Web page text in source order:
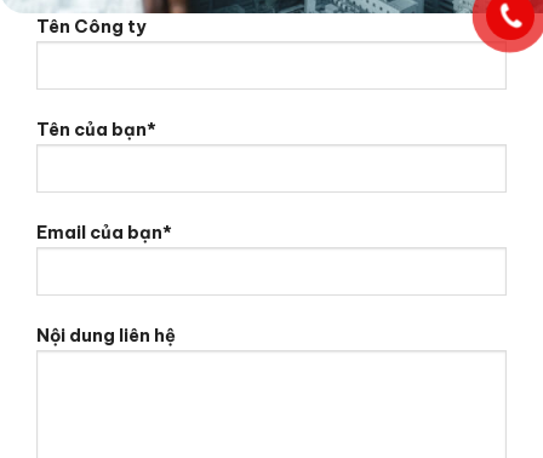
Tên Công ty
Tên của bạn*
Email của bạn*
Nội dung liên hệ